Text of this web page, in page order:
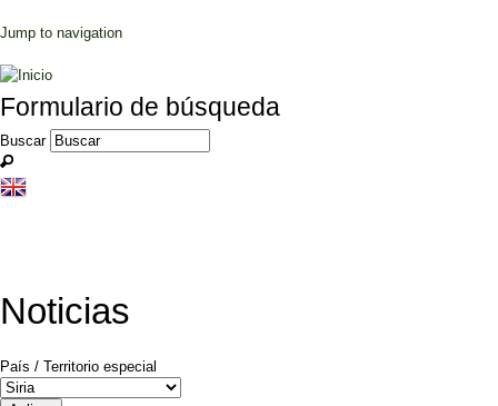
Jump to navigation
Formulario de búsqueda
Buscar
Noticias
País / Territorio especial